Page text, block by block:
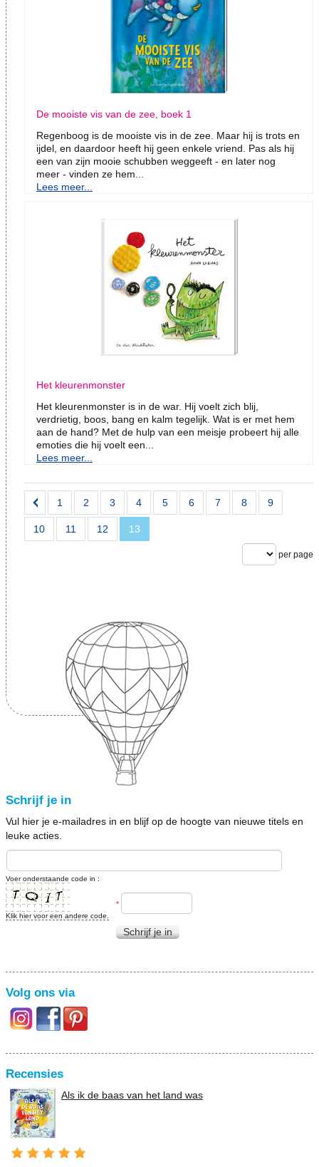
De mooiste vis van de zee, boek 1
Regenboog is de mooiste vis in de zee. Maar hij is trots en
ijdel, en daardoor heeft hij geen enkele vriend. Pas als hij
een van zijn mooie schubben weggeeft - en later nog
meer - vinden ze hem...
Lees meer...
Het kleurenmonster
Het kleurenmonster is in de war. Hij voelt zich blij,
verdrietig, boos, bang en kalm tegelijk. Wat is er met hem
aan de hand? Met de hulp van een meisje probeert hij alle
emoties die hij voelt een...
Lees meer...
1 2 3 4 5 6 7 8 9
10 11 12 13
per page
Schrijf je in
Vul hier je e-mailadres in en blijf op de hoogte van nieuwe titels en
leuke acties.
Voer onderstaande code in :
Klik hier voor een andere code.
*
Schrijf je in
Volg ons via
Recensies
Als ik de baas van het land was